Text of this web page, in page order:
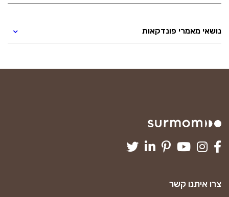
נושאי מאמרי פונדקאות
צרו איתנו קשר